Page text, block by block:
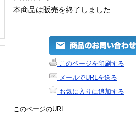
本商品は販売を終了しました
このページを印刷する
メールでURLを送る
お気に入りに追加する
このページのURL